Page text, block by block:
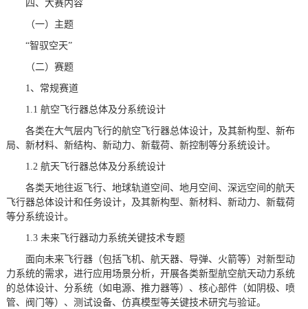
四、大赛内容
（一）主题
“智驭空天”
（二）赛题
1、常规赛道
1.1 航空飞行器总体及分系统设计
各类在大气层内飞行的航空飞行器总体设计，及其新构型、新布
局、新材料、新结构、新动力、新载荷、新控制等分系统设计。
1.2 航天飞行器总体及分系统设计
各类天地往返飞行、地球轨道空间、地月空间、深远空间的航天
飞行器总体设计和任务设计，及其新构型、新材料、新动力、新载荷
等分系统设计。
1.3 未来飞行器动力系统关键技术专题
面向未来飞行器（包括飞机、航天器、导弹、火箭等）对新型动
力系统的需求，进行应用场景分析，开展各类新型航空航天动力系统
的总体设计、分系统（如电源、推力器等）、核心部件（如阴极、喷
管、阀门等）、测试设备、仿真模型等关键技术研究与验证。